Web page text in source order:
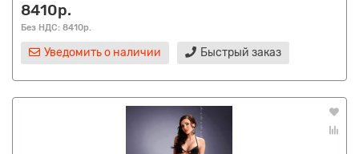
8410р.
Без НДС: 8410р.
Уведомить о наличии Быстрый заказ